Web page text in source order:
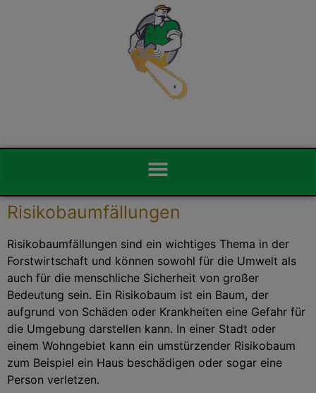
RISIKOFÄLLUNG & PROBLEMFÄLLUNG
Risikobaumfällungen
Risikobaumfällungen sind ein wichtiges Thema in der
Forstwirtschaft und können sowohl für die Umwelt als
auch für die menschliche Sicherheit von großer
Bedeutung sein. Ein Risikobaum ist ein Baum, der
aufgrund von Schäden oder Krankheiten eine Gefahr für
die Umgebung darstellen kann. In einer Stadt oder
einem Wohngebiet kann ein umstürzender Risikobaum
zum Beispiel ein Haus beschädigen oder sogar eine
Person verletzen.